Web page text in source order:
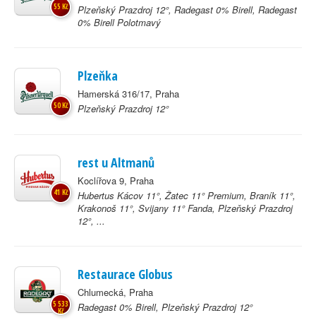
Plzeňský Prazdroj 12°, Radegast 0% Birell, Radegast
0% Birell Polotmavý
55 Kč
Plzeňka
Hamerská 316/17, Praha
Plzeňský Prazdroj 12°
50 Kč
rest u Altmanů
Koclířova 9, Praha
Hubertus Kácov 11°, Žatec 11° Premium, Braník 11°,
Krakonoš 11°, Svijany 11° Fanda, Plzeňský Prazdroj
12°, ...
41 Kč
Restaurace Globus
Chlumecká, Praha
Radegast 0% Birell, Plzeňský Prazdroj 12°
5 533
Kč